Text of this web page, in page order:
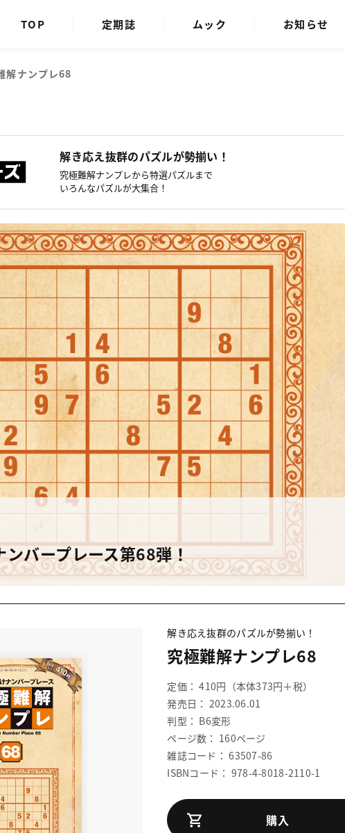
TOP 定期誌 ムック お知らせ
解ナンプレ68
解き応え抜群のパズルが勢揃い！
究極難解ナンプレから特選パズルまで
いろんなパズルが大集合！
ンバープレース第68弾！
解き応え抜群のパズルが勢揃い！
究極難解ナンプレ68
定価： 410円（本体373円＋税）
発売日： 2023.06.01
判型： B6変形
ページ数： 160ページ
雑誌コード： 63507-86
ISBNコード： 978-4-8018-2110-1
購入